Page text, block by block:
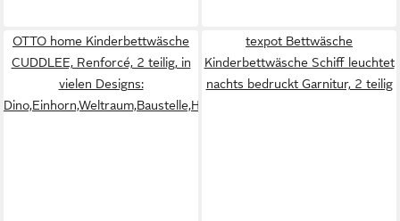
OTTO home Kinderbettwäsche
CUDDLEE, Renforcé, 2 teilig, in
vielen Designs:
Dino,Einhorn,Weltraum,Baustelle,Herz,Trecker,Safari
texpot Bettwäsche
Kinderbettwäsche Schiff leuchtet
nachts bedruckt Garnitur, 2 teilig